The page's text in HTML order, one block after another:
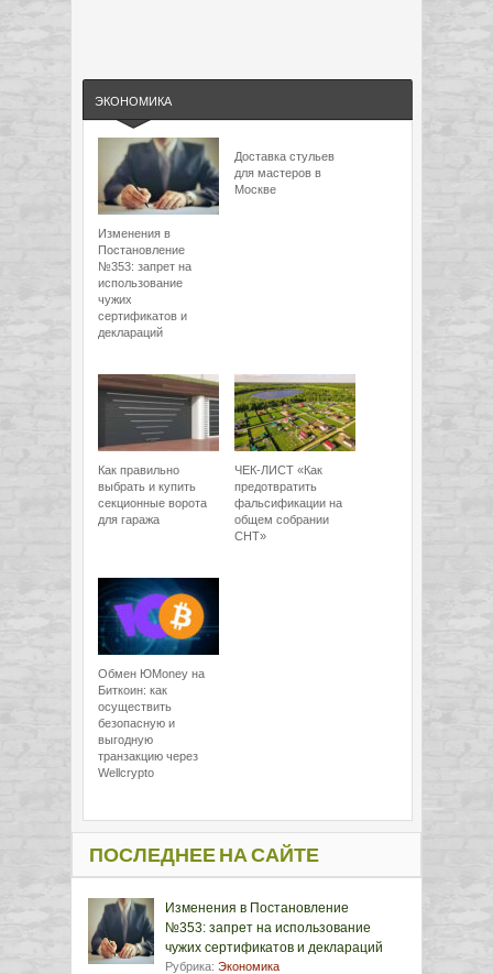
ЭКОНОМИКА
Изменения в
Постановление
№353: запрет на
использование
чужих
сертификатов и
деклараций
Доставка стульев
для мастеров в
Москве
Как правильно
выбрать и купить
секционные ворота
для гаража
ЧЕК-ЛИСТ «Как
предотвратить
фальсификации на
общем собрании
СНТ»
Обмен ЮMoney на
Биткоин: как
осуществить
безопасную и
выгодную
транзакцию через
Wellcrypto
ПОСЛЕДНЕЕ НА САЙТЕ
Изменения в Постановление
№353: запрет на использование
чужих сертификатов и деклараций
Рубрика: Экономика